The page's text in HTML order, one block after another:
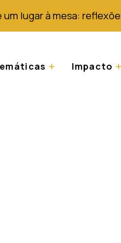
um lugar à mesa:
Impacto